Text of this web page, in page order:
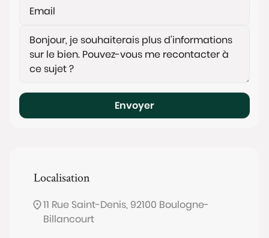
Envoyer
Localisation
11 Rue Saint-Denis, 92100 Boulogne-
Billancourt